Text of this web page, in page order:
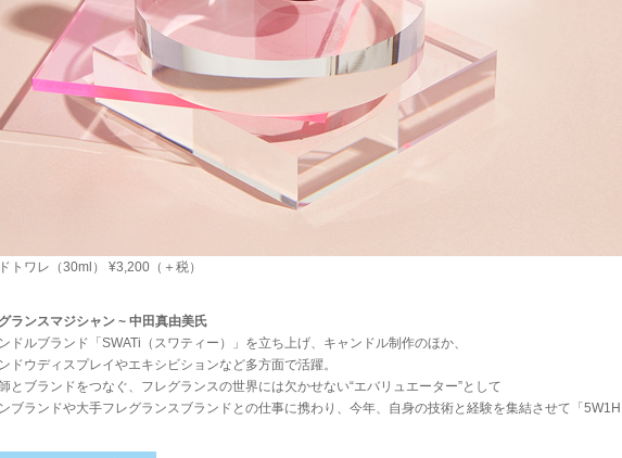
トワレ（30ml） ¥3,200（＋税）
ランスマジシャン ~ 中田真由美氏
ドルブランド「SWATi（スワティー）」を立ち上げ、キャンドル制作のほか、
ドウディスプレイやエキシビションなど多方面で活躍。
とブランドをつなぐ、フレグランスの世界には欠かせない“エバリュエーター”として
ブランドや大手フレグランスブランドとの仕事に携わり、今年、自身の技術と経験を集結させて「5W1H